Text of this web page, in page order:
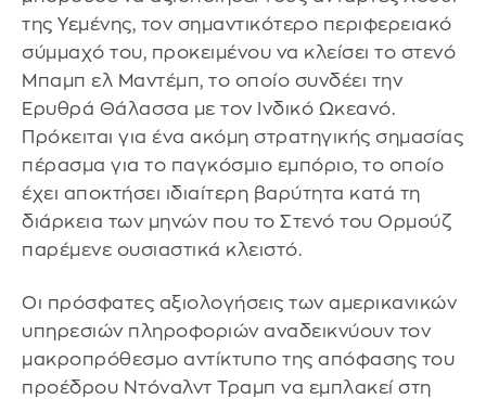
της Υεμένης, τον σημαντικότερο περιφερειακό
σύμμαχό του, προκειμένου να κλείσει το στενό
Μπαμπ ελ Μαντέμπ, το οποίο συνδέει την
Ερυθρά Θάλασσα με τον Ινδικό Ωκεανό.
Πρόκειται για ένα ακόμη στρατηγικής σημασίας
πέρασμα για το παγκόσμιο εμπόριο, το οποίο
έχει αποκτήσει ιδιαίτερη βαρύτητα κατά τη
διάρκεια των μηνών που το Στενό του Ορμούζ
παρέμενε ουσιαστικά κλειστό.
Οι πρόσφατες αξιολογήσεις των αμερικανικών
υπηρεσιών πληροφοριών αναδεικνύουν τον
μακροπρόθεσμο αντίκτυπο της απόφασης του
προέδρου Ντόναλντ Τραμπ να εμπλακεί στη